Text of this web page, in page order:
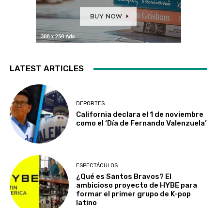
LATEST ARTICLES
DEPORTES
California declara el 1 de noviembre
como el ‘Día de Fernando Valenzuela’
ESPECTÁCULOS
¿Qué es Santos Bravos? El
ambicioso proyecto de HYBE para
formar el primer grupo de K-pop
latino